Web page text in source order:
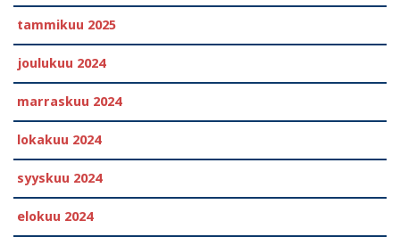
tammikuu 2025
joulukuu 2024
marraskuu 2024
lokakuu 2024
syyskuu 2024
elokuu 2024